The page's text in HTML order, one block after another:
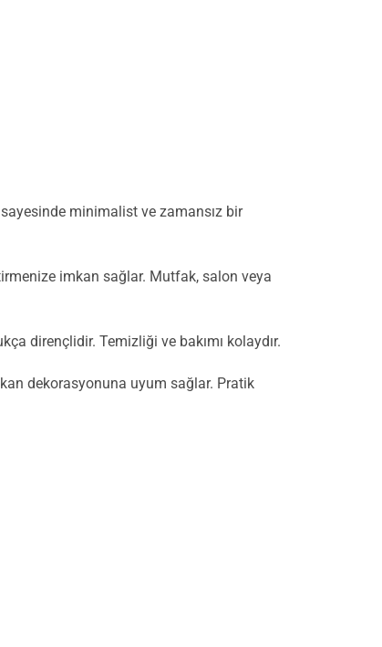
minimalist ve zamansız bir
imkan sağlar. Mutfak, salon veya
dirençlidir. Temizliği ve bakımı kolaydır.
dekorasyonuna uyum sağlar. Pratik